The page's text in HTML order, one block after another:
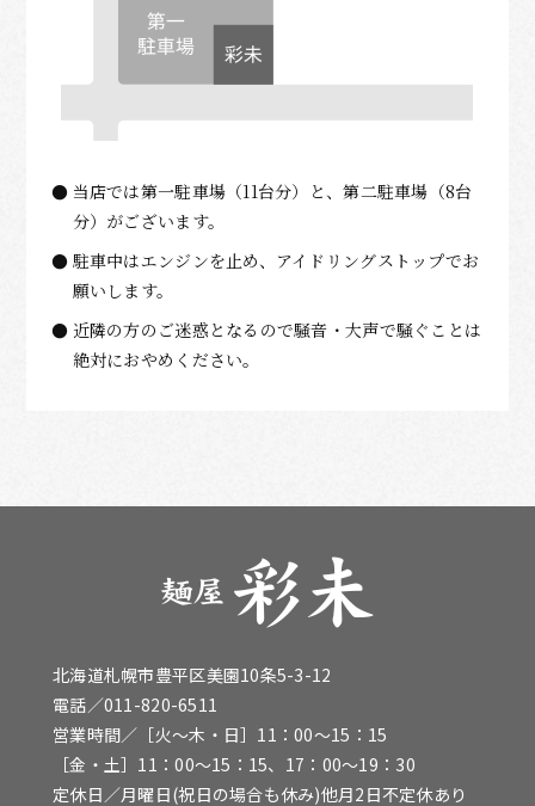
当店では第一駐車場（11台分）と、第二駐車場（8台
分）がございます。
駐車中はエンジンを止め、アイドリングストップでお
願いします。
近隣の方のご迷惑となるので騒音・大声で騒ぐことは
絶対におやめください。
北海道札幌市豊平区美園10条5-3-12
電話／011-820-6511
営業時間／［火〜木・日］11：00～15：15
［金・土］11：00～15：15、17：00～19：30
定休日／月曜日(祝日の場合も休み)他月2日不定休あり